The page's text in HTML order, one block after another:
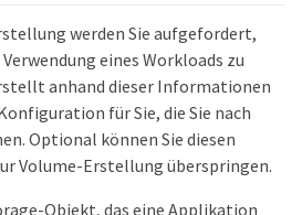
werden Sie aufgefordert,
eines Workloads zu
anhand dieser Informationen
für Sie, die Sie nach
Optional können Sie diesen
Volume-Erstellung überspringen.
Objekt, das eine Applikation